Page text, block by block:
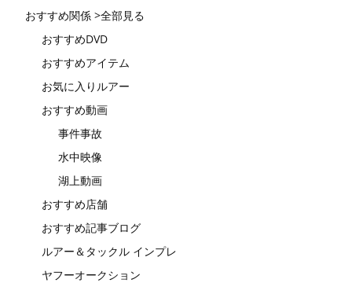
おすすめ関係 >全部見る
おすすめDVD
おすすめアイテム
お気に入りルアー
おすすめ動画
事件事故
水中映像
湖上動画
おすすめ店舗
おすすめ記事ブログ
ルアー＆タックル インプレ
ヤフーオークション